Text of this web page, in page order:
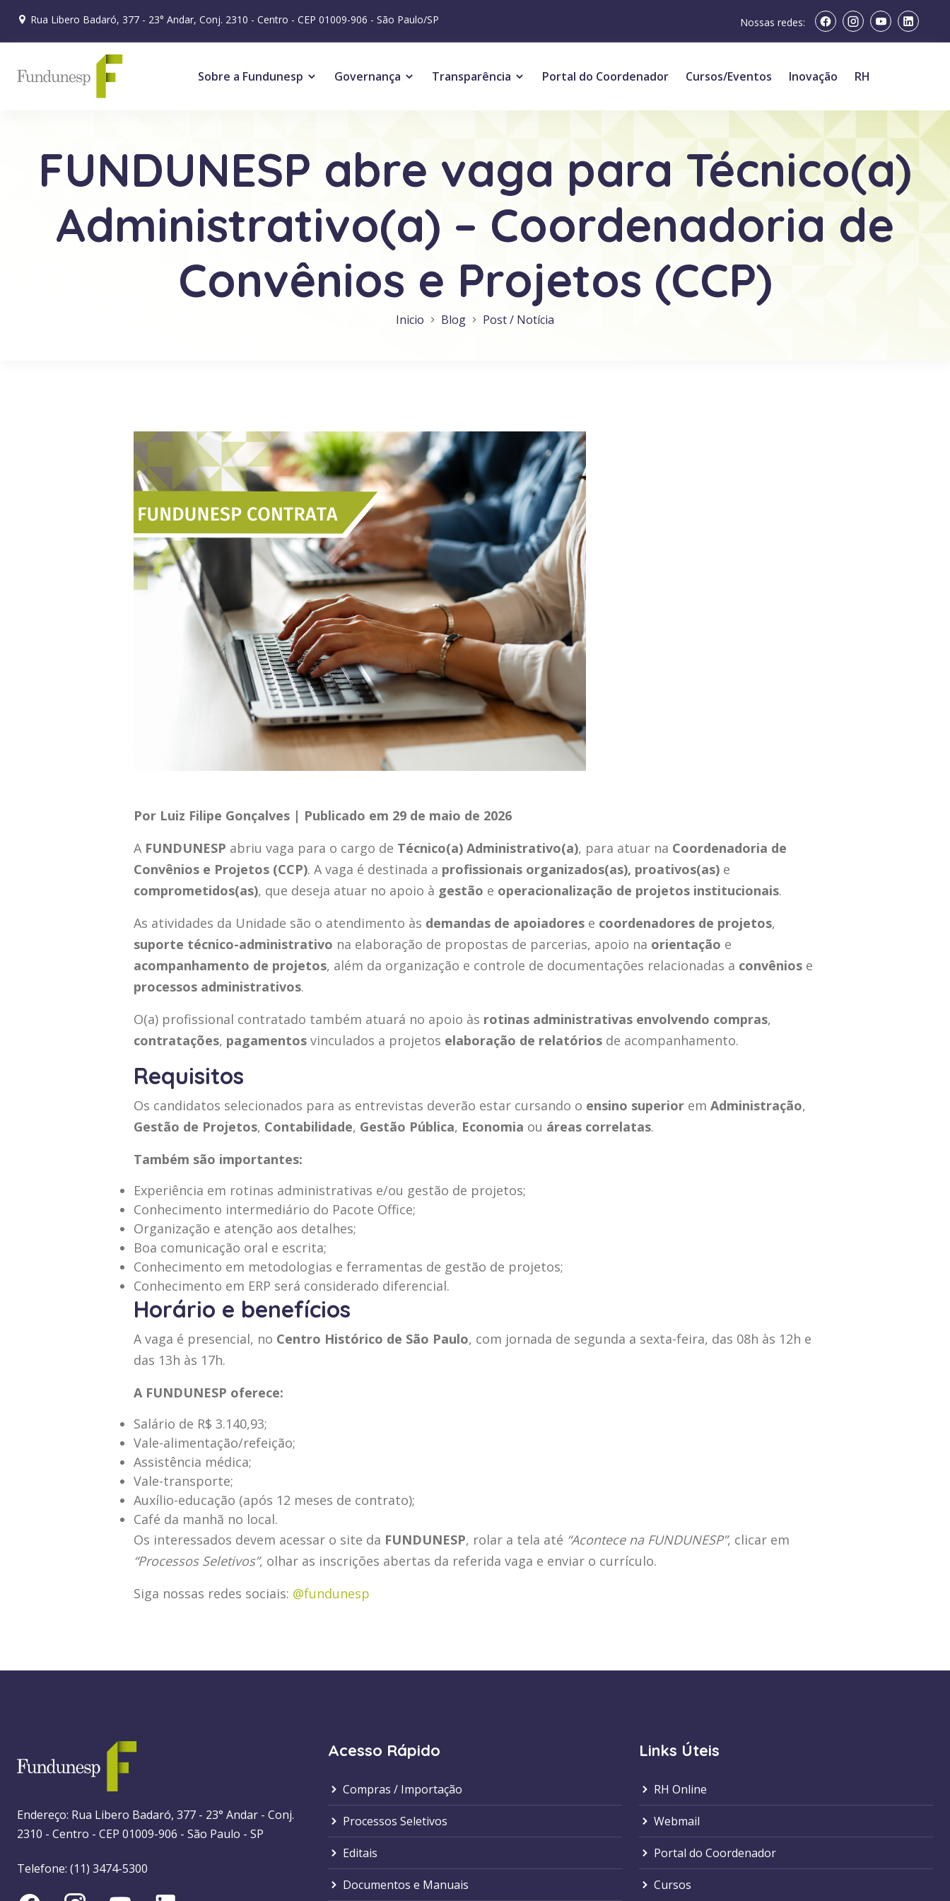
Rua Libero Badaró, 377 - 23° Andar, Conj. 2310 - Centro - CEP 01009-906 - São Paulo/SP Nossas redes:
Sobre a Fundunesp Governança Transparência Portal do Coordenador Cursos/Eventos Inovação RH
FUNDUNESP abre vaga para Técnico(a)
Administrativo(a) – Coordenadoria de
Convênios e Projetos (CCP)
Inicio Blog Post / Notícia
Por Luiz Filipe Gonçalves | Publicado em 29 de maio de 2026
A FUNDUNESP abriu vaga para o cargo de Técnico(a) Administrativo(a), para atuar na Coordenadoria de
Convênios e Projetos (CCP). A vaga é destinada a profissionais organizados(as), proativos(as) e
comprometidos(as), que deseja atuar no apoio à gestão e operacionalização de projetos institucionais.
As atividades da Unidade são o atendimento às demandas de apoiadores e coordenadores de projetos,
suporte técnico-administrativo na elaboração de propostas de parcerias, apoio na orientação e
acompanhamento de projetos, além da organização e controle de documentações relacionadas a convênios e
processos administrativos.
O(a) profissional contratado também atuará no apoio às rotinas administrativas envolvendo compras,
contratações, pagamentos vinculados a projetos elaboração de relatórios de acompanhamento.
Requisitos
Os candidatos selecionados para as entrevistas deverão estar cursando o ensino superior em Administração,
Gestão de Projetos, Contabilidade, Gestão Pública, Economia ou áreas correlatas.
Também são importantes:
Experiência em rotinas administrativas e/ou gestão de projetos;
Conhecimento intermediário do Pacote Office;
Organização e atenção aos detalhes;
Boa comunicação oral e escrita;
Conhecimento em metodologias e ferramentas de gestão de projetos;
Conhecimento em ERP será considerado diferencial.
Horário e benefícios
A vaga é presencial, no Centro Histórico de São Paulo, com jornada de segunda a sexta-feira, das 08h às 12h e
das 13h às 17h.
A FUNDUNESP oferece:
Salário de R$ 3.140,93;
Vale-alimentação/refeição;
Assistência médica;
Vale-transporte;
Auxílio-educação (após 12 meses de contrato);
Café da manhã no local.
Os interessados devem acessar o site da FUNDUNESP, rolar a tela até “Acontece na FUNDUNESP”, clicar em
“Processos Seletivos”, olhar as inscrições abertas da referida vaga e enviar o currículo.
Siga nossas redes sociais: @fundunesp
Endereço: Rua Libero Badaró, 377 - 23° Andar - Conj.
2310 - Centro - CEP 01009-906 - São Paulo - SP
Telefone: (11) 3474-5300
Acesso Rápido
Compras / Importação
Processos Seletivos
Editais
Documentos e Manuais
Links Úteis
RH Online
Webmail
Portal do Coordenador
Cursos